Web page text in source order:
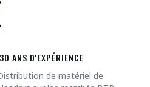
ANS D'EXPÉRIENCE
de matériel de